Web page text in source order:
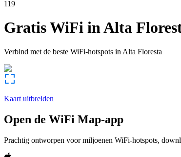
119
Gratis WiFi inAlta
Verbind met de beste WiFi-hotspots in Alta Floresta
Kaart uitbreiden
Open de WiFi Map-app
Prachtig ontworpen voor miljoenen WiFi-hotspots,